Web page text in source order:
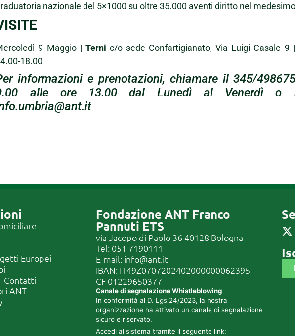
nazionale del 5×1000 su oltre 35.000 aventi diritto nel
9 Maggio | Terni c/o sede Confartigianato, Via Luigi Casale 9
18.00
informazioni e prenotazioni, chiamare il 345/
alle ore 13.00 dal Lunedì al Venerdì o
Europei
Contatti
ANT
Fondazione ANT Franco
Pannuti ETS
via Jacopo di Paolo 36 40128 Bologna
Tel: 051 7190111
E-mail: info@ant.it
IBAN: IT49Z0707202402000000062395
CF 01229650377
Canale di segnalazione Whistleblowing
In conformità al D. Lgs 24/2023, la nostra
organizzazione ha attivato un canale di segnalazione
sicuro e riservato.
Accedi al sistema tramite il seguente link: